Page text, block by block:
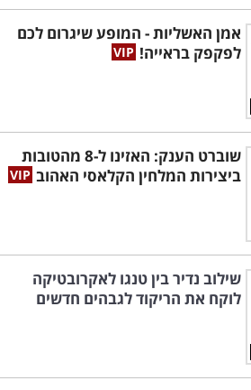
אמן האשליות - המופע שיגרום לכם
לפקפק בראייה!
שוברט הענק: האזינו ל-8 מהטובות
ביצירות המלחין הקלאסי האהוב
שילוב נדיר בין טנגו לאקרובטיקה
לוקח את הריקוד לגבהים חדשים